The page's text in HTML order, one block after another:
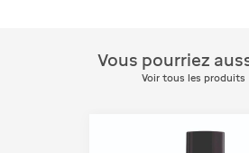
Vous pourriez
Voir tous les produits